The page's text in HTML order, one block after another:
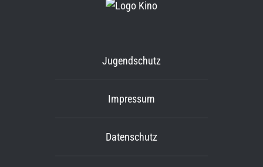
Jugendschutz
Impressum
Datenschutz